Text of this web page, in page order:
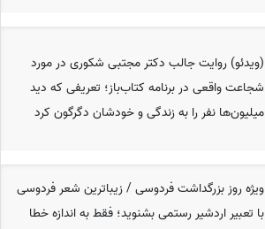
(ویدئو) روایت جالب دکتر مجتبی شکوری در مورد
شجاعت واقعی در برنامه کتاب‌باز؛ تعریفی که دید
میلیون‌ها نفر را به زندگی و خودشان دگرگون کرد
ویژه روز بزرگداشت فردوسی / زیباترین شعر فردوسی
با تعبیر اردشیر رستمی بشنوید؛ فقط به اندازه خطا